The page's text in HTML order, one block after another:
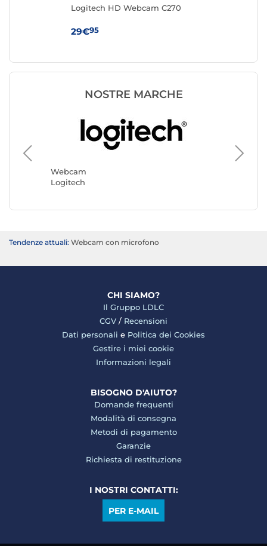
Logitech HD Webcam C270
29€95
NOSTRE MARCHE
Webcam
Logitech
Tendenze attuali: Webcam con microfono
CHI SIAMO?
Il Gruppo LDLC
CGV / Recensioni
Dati personali e Politica dei Cookies
Gestire i miei cookie
Informazioni legali
BISOGNO D'AIUTO?
Domande frequenti
Modalità di consegna
Metodi di pagamento
Garanzie
Richiesta di restituzione
I NOSTRI CONTATTI:
PER E-MAIL